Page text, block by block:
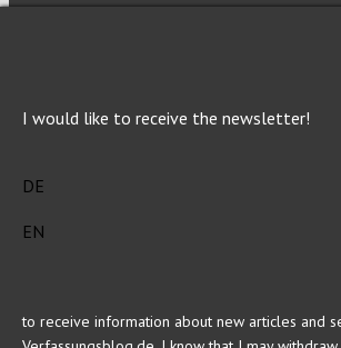
I would like to receive the newsletter!
DE
EN
to receive information about new articles and
This site is registered on Toolset.com as a